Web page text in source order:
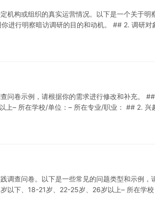
机构或组织的真实运营情况。以下是一个关于
进行明察暗访调研的目的和动机。 ## 2. 调研对
问卷示例，请根据你的需求进行修改和补充。
– 所在学校/单位：– 所在专业/职业： ## 2. 兴
调查问卷。以下是一些常见的问题类型和示例
以下、18-21岁、22-25岁、26岁以上– 所在学